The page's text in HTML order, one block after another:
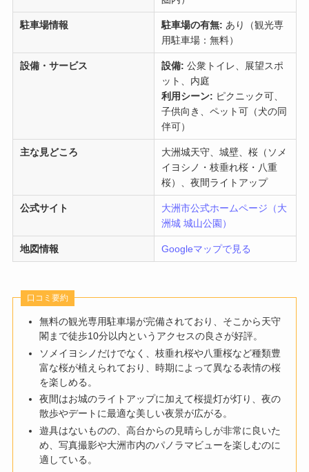
駐車場情報 駐車場の有無: あり（観光専
用駐車場：無料）
設備・サービス 設備: 公衆トイレ、展望スポ
ット、内庭
利用シーン: ピクニック可、
子供向き、ペット可（犬の同
伴可）
主な見どころ
大洲城天守、城壁、桜（ソメ
イヨシノ・枝垂れ桜・八重
桜）、夜間ライトアップ
公式サイト
大洲市公式ホームページ（大
洲城 城山公園）
地図情報 Googleマップで見る
口コミ要約
無料の観光専用駐車場が完備されており、そこから天守
閣まで徒歩10分以内というアクセスの良さが好評。
ソメイヨシノだけでなく、枝垂れ桜や八重桜など種類豊
富な桜が植えられており、時期によって異なる表情の桜
を楽しめる。
夜間はお城のライトアップに加えて桜提灯が灯り、夜の
散歩やデートに最適な美しい夜景が広がる。
遊具はないものの、高台からの見晴らしが非常に良いた
め、写真撮影や大洲市内のパノラマビューを楽しむのに
適している。